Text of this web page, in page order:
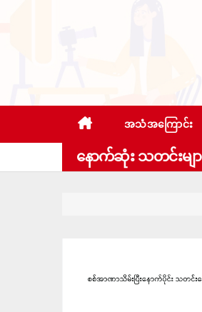
အသံအကြောင်း
နောက်ဆုံး သတင်းမျာ
၏ လွတ်လပ်စွာထုတ်ဖော်ပြောဆိုခွင့် ချိုးဖေ